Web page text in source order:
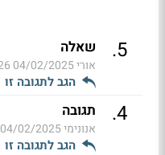
5
. שאלה
אורי04/02/2025 18:26
הגב לתגובה זו
4
. תגובה
אנונימי04/02/2025 18:19
הגב לתגובה זו